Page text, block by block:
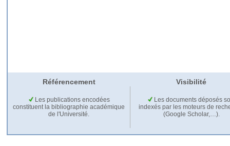
Référencement Visibilité
Les publications encodées
constituent la bibliographie académique
de l'Université.
Les documents déposés
indexés par les moteurs de
(Google Scholar,…).